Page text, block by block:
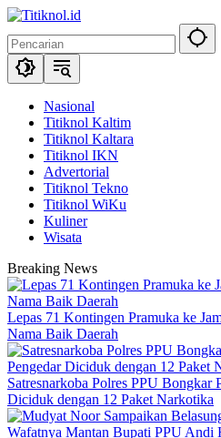
Langsung
konten
Nasional
Titiknol Kaltim
Titiknol Kaltara
Titiknol IKN
Advertorial
Titiknol Tekno
Titiknol WiKu
Kuliner
Wisata
Breaking News
Lepas 71 Kontingen Pramuka ke
Nama Baik Daerah
Satresnarkoba Polres PPU Bongkar
Diciduk dengan 12 Paket Narkotika